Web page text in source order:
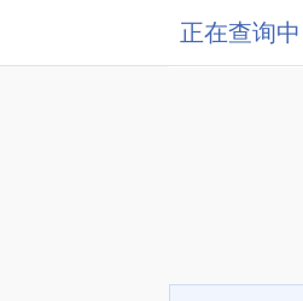
正在查询中